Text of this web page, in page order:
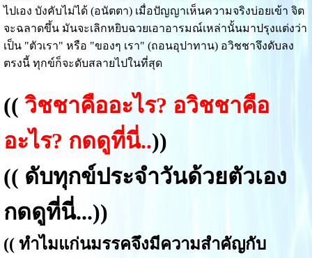
ไปเอง บังคับไม่ได้ (อนัตตา) เมื่อปัญญาเห็นความจริงบ่อยเข้า จิต
จะฉลาดขึ้น มันจะเลิกหยิบฉวยเอาอารมณ์เหล่านั้นมาปรุงแต่งว่า
เป็น "ตัวเรา" หรือ "ของๆ เรา" (ถอนอุปาทาน) อวิชชาจึงดับลง
ตรงนี้ ทุกข์ก็จะดับสลายไปในที่สุด
(( วิชชาคืออะไร? อวิชชาคือ
อะไร? กดดูที่นี่..))
(( ดับทุกข์ประจำวันด้วยตัวเอง
กดดูที่นี่...))
(( ทำไมแก่นมรรคจึงมีความสำคัญกับ